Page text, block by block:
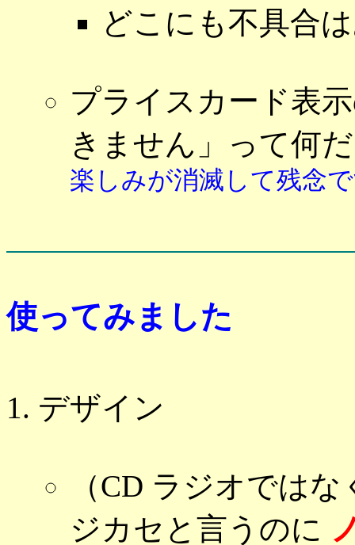
どこにも不具合
プライスカード表
きません」って何
楽しみが消滅して残念
使ってみました
デザイン
（CD ラジオではな
ジカセと言うのに